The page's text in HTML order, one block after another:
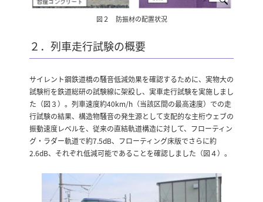
図２ 防振材の配置状況
２．列車走行試験の概要
サイレント鋼鉄道橋の騒音低減効果を確認するために、実物大の
試験桁を鉄道総研の試験線に架設し、実車走行試験を実施しまし
た（図３）。列車速度約40km/h（当該区間の最高速度）での走
行試験の結果、構造物騒音の発生源として支配的な主桁ウェブの
振動速度レベルを、従来の直結軌道構造に対して、フローティン
グ・ラダー軌道で約7.5dB、フローティング床版でさらに約
2.6dB、それぞれ低減可能であることを確認しました（図４）。